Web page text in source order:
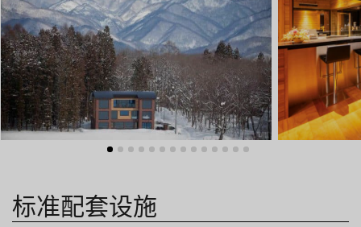
绿意夏季
定期举办活动
雪白冬季
定期举办活动
标准配套设施